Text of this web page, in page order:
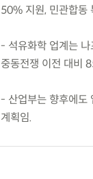
50% 지원, 민관합동
- 석유화학 업계는 나
중동전쟁 이전 대비
- 산업부는 향후에도
계획임.